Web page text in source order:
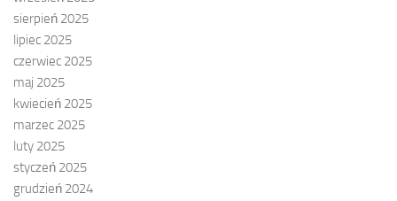
sierpień 2025
lipiec 2025
czerwiec 2025
maj 2025
kwiecień 2025
marzec 2025
luty 2025
styczeń 2025
grudzień 2024